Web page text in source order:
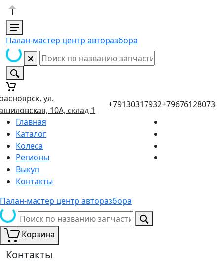
Палан-мастер центр авторазбора
ул.
10А, склад 1
+79130317932+79676128073
Главная
Каталог
Колеса
Регионы
Выкуп
Контакты
Палан-мастер центр авторазбора
Корзина
Контакты